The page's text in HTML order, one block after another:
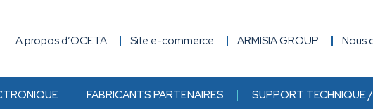
A propos d’OCETA Site e-commerce ARMISIA GROUP Nous
FABRICANTS PARTENAIRES SUPPORT TECHNIQUE